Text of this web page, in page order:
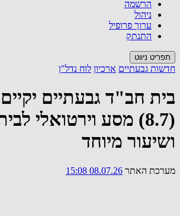
הרשמה
ניהול
ערוך פרופיל
התנתק
תפריט ניווט
חדשות גבעתיים ארכיון לוח נדל"ן
בית חב"ד גבעתיים
(8.7) מסע וירטואלי
ושיעור מיוחד
מערכת האתר 08.07.26 15:08